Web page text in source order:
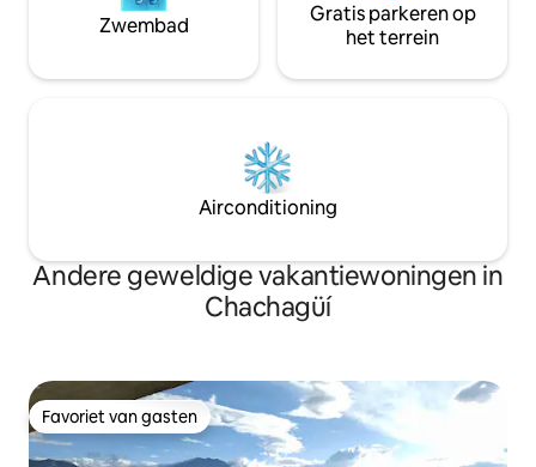
Zwembad
Gratis parkeren op
het terrein
Airconditioning
Andere geweldige vakantiewoningen in
Chachagüí
Favoriet van gasten
Favoriet van gasten